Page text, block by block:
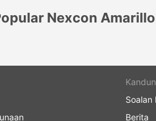
Nexcon
Soalan
Berita